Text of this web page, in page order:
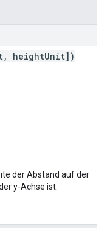
heightUnit])
der Abstand auf der
y-Achse ist.